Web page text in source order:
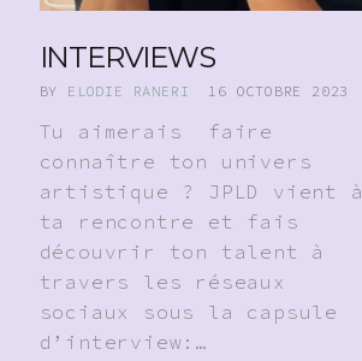
INTERVIEWS
BY ELODIE RANERI 16 OCTOBRE 2023
Tu aimerais faire
connaître ton univers
artistique ? JPLD vient à
ta rencontre et fais
découvrir ton talent à
travers les réseaux
sociaux sous la capsule
d’interview:…